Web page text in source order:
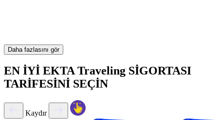
Daha fazlasını gör
EN İYİ EKTA Traveling SİGORTASI
TARİFESİNİ SEÇİN
Kaydır